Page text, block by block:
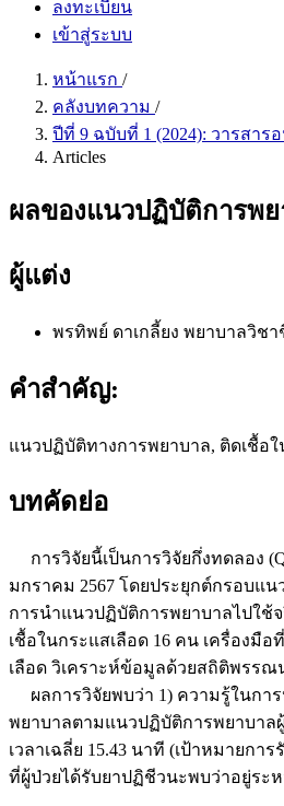
ลงทะเบียน
เข้าสู่ระบบ
หน้าแรก /
คลังบทความ /
ปีที่ 9 ฉบับที่ 1 (2024): วารสา
Articles
ผลของแนวปฏิบัติการพ
ผู้แต่ง
พรทิพย์ ดาเกลี้ยง พยาบาลวิชา
คำสำคัญ:
แนวปฏิบัติทางการพยาบาล, ติดเชื้อใ
บทคัดย่อ
การวิจัยนี้เป็นการวิจัยกึ่งทดลอง
มกราคม 2567 โดยประยุกต์กรอบแ
การนำแนวปฏิบัติการพยาบาลไปใช้
เชื้อในกระแสเลือด 16 คน เครื่องมื
เลือด วิเคราะห์ข้อมูลด้วยสถิติพรรณ
ผลการวิจัยพบว่า 1) ความรู้ในการ
พยาบาลตามแนวปฏิบัติการพยาบาลผู้
เวลาเฉลี่ย 15.43 นาที (เป้าหมายกา
ที่ผู้ป่วยได้รับยาปฏิชีวนะพบว่าอยู่ระห